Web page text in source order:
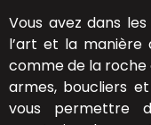
Vous avez dans
l’art et la manière
comme de la roche
armes, boucliers
vous permettre